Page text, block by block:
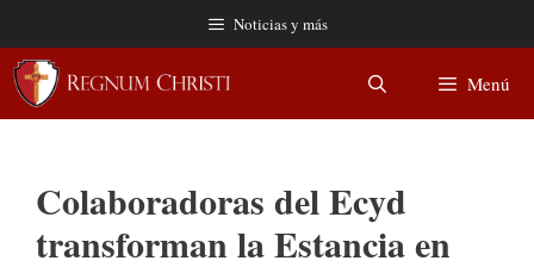
contenido
Noticias y más
Menú
Colaboradoras del Ecyd
transforman la Estancia en